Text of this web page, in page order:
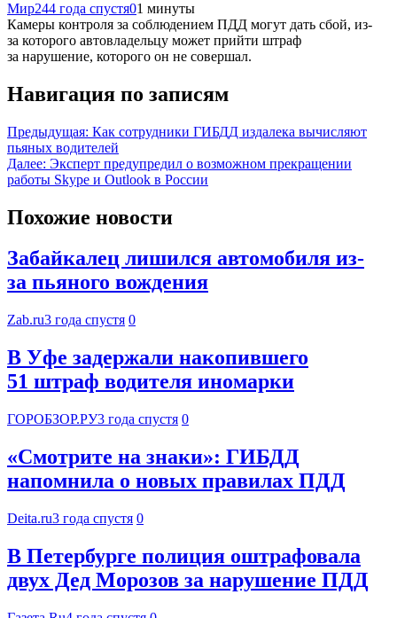
Мир244 года спустя01 минуты
Камеры контроля за соблюдением ПДД могут дать сбой, из-
за которого автовладельцу может прийти штраф
за нарушение, которого он не совершал.
Навигация по записям
Предыдущая: Как сотрудники ГИБДД издалека вычисляют
пьяных водителей
Далее: Эксперт предупредил о возможном прекращении
работы Skype и Outlook в России
Похожие новости
Забайкалец лишился автомобиля из-
за пьяного вождения
Zab.ru3 года спустя 0
В Уфе задержали накопившего
51 штраф водителя иномарки
ГОРОБЗОР.РУ3 года спустя 0
«Смотрите на знаки»: ГИБДД
напомнила о новых правилах ПДД
Deita.ru3 года спустя 0
В Петербурге полиция оштрафовала
двух Дед Морозов за нарушение ПДД